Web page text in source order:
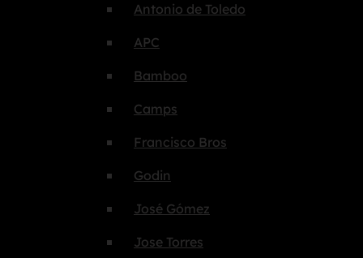
Antonio de Toledo
APC
Bamboo
Camps
Francisco Bros
Godin
José Gómez
Jose Torres